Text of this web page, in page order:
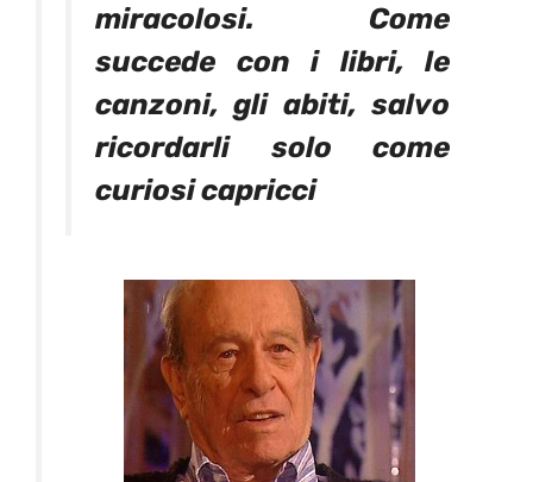
miracolosi. Come
succede con i libri, le
canzoni, gli abiti, salvo
ricordarli solo come
curiosi capricci